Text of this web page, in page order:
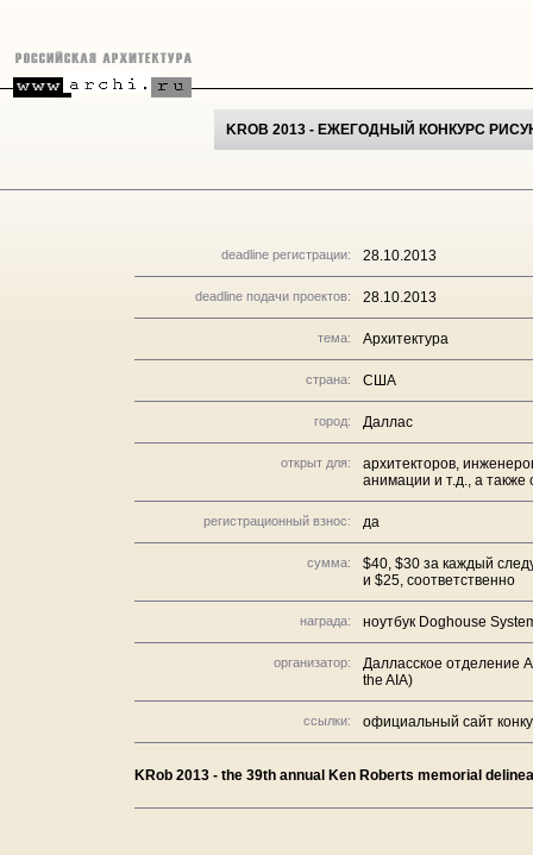
KROB 2013 - ЕЖЕГОДНЫЙ КОНКУРС
deadline регистрации: 28.10.2013
deadline подачи проектов: 28.10.2013
тема: Архитектура
страна: США
город: Даллас
открыт для:
архитекторов,
анимации и т.д., а также
регистрационный взнос: да
сумма:
$40, $30 за каждый
и $25, соответственно
награда: ноутбук Doghouse
организатор:
Далласское отделение
the AIA)
ссылки: официальный сайт
KRob 2013 - the 39th annual Ken Roberts memorial